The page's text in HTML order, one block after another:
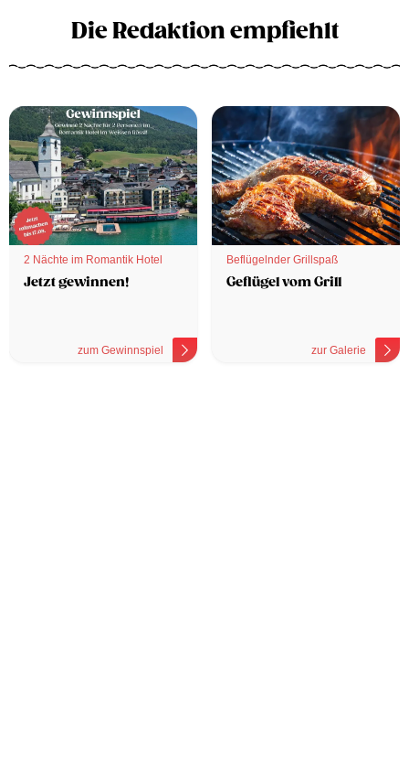
Die Redaktion empfiehlt
2 Nächte im Romantik Hotel
Jetzt gewinnen!
zum Gewinnspiel
Beflügelnder Grillspaß
Geflügel vom Grill
zur Galerie